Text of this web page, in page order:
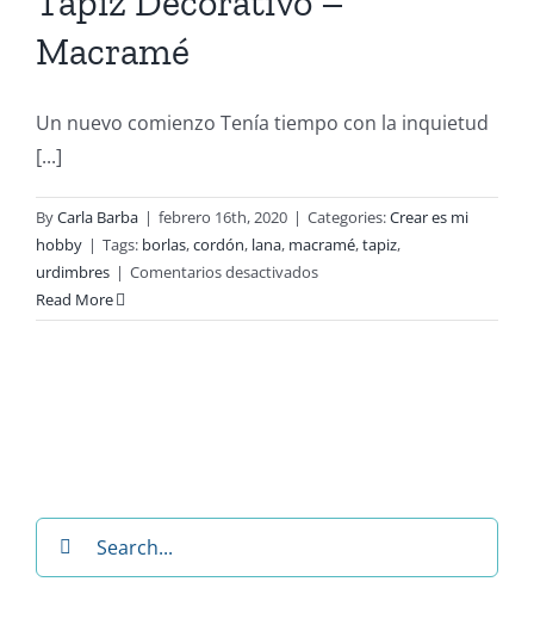
Macramé
Un nuevo comienzo Tenía tiempo con la inquietud
[...]
ByCarla Barba | febrero 16th, 2020 | Categories:Crear es mi
hobby | Tags: borlas,cordón, lana, macramé,tapiz,
urdimbres | Comentarios desactivadosen
Decorativo
Read More
Search
for: